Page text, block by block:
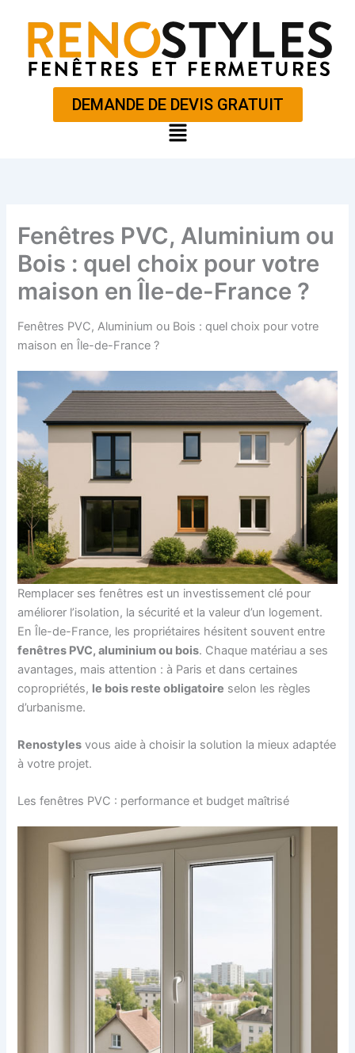
contenu
DEMANDE DE DEVIS GRATUIT
Main
Fenêtres PVC, Aluminium ou
Bois : quel choix pour votre
maison en Île-de-France ?
Fenêtres PVC, Aluminium ou Bois : quel choix pour votre
maison en Île-de-France ?
Remplacer ses fenêtres est un investissement clé pour
améliorer l’isolation, la sécurité et la valeur d’un logement.
En Île-de-France, les propriétaires hésitent souvent entre
fenêtres PVC, aluminium ou bois. Chaque matériau a ses
avantages, mais attention : à Paris et dans certaines
copropriétés, le bois reste obligatoire selon les règles
d’urbanisme.
Renostyles vous aide à choisir la solution la mieux adaptée
à votre projet.
Les fenêtres PVC : performance et budget maîtrisé